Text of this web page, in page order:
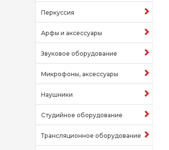
Перкуссия
Арфы и аксессуары
Звуковое оборудование
Микрофоны, аксессуары
Наушники
Студийное оборудование
Трансляционное оборудование